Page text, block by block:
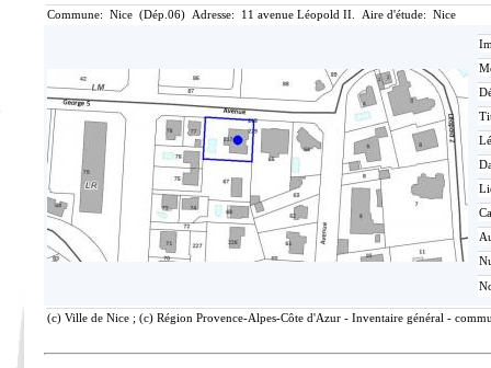
Commune: Nice (Dép.06) Adresse: 11 avenue Léopold II. Aire d'étude: Nice
(c) Ville de Nice ; (c) Région Provence-Alpes-Côte d'Azur - Inventaire général -